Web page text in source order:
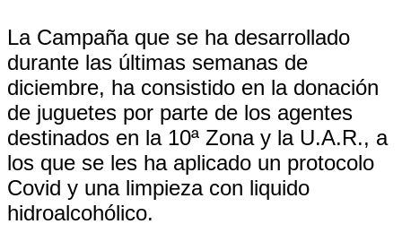
La Campaña que se ha desarrollado
durante las últimas semanas de
diciembre, ha consistido en la donación
de juguetes por parte de los agentes
destinados en la 10ª Zona y la U.A.R., a
los que se les ha aplicado un protocolo
Covid y una limpieza con liquido
hidroalcohólico.